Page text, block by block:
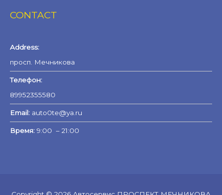
CONTACT
Address:
просп. Мечникова
Телефон:
89952355580
Email: auto0te@ya.ru
Время: 9:00 – 21:00